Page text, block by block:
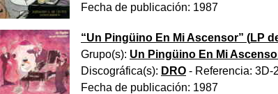
Fecha de publicación: 1987
“Un Pingüino En Mi Ascensor” (LP
Grupo(s): Un Pingüino En Mi
Discográfica(s): DRO - Referencia: 3D-
Fecha de publicación: 1987